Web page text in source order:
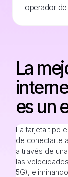
operador
La
es un
La tarjeta tipo
de conectarte
a través de
las
5G),